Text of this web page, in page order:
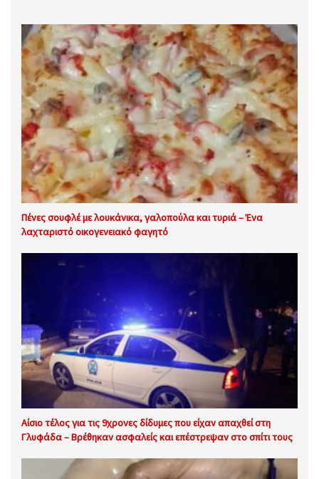
Πένες σουφλέ με λουκάνικα, γαλοπούλα και τυριά – Ένα
λαχταριστό οικογενειακό φαγητό
Αίσιο τέλος για τις 9χρονες δίδυμες που είχαν απαχθεί στη
Γλυφάδα – Βρέθηκαν ασφαλείς και επέστρεψαν στο σπίτι τους